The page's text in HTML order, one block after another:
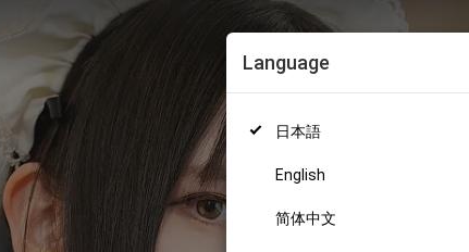
Language
日本語
English
简体中文